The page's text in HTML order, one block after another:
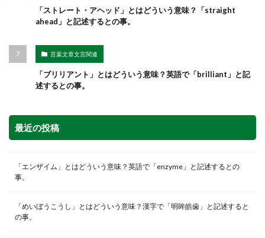
「ストレート・アヘッド」とはどういう意味？「straight
ahead」と記述するとの事。
言葉文章文言関連
「ブリリアント」とはどういう意味？英語で「brilliant」と記
述するとの事。
最近の投稿
「エンザイム」とはどういう意味？英語で「enzyme」と記述するとの
事。
「めいぼうこうし」とはどういう意味？漢字で「明眸皓歯」と記述すると
の事。